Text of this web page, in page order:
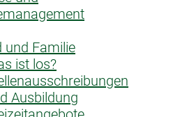
und Familie
ist los?
Ausbildung